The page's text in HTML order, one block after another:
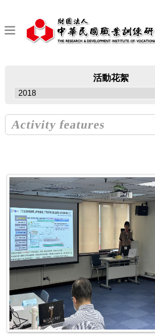
活動花絮
Activity features